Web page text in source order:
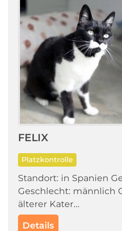
FELIX
Platzkontrolle
Standort: in Spanien
Geschlecht: männlich
älterer Kater...
Details